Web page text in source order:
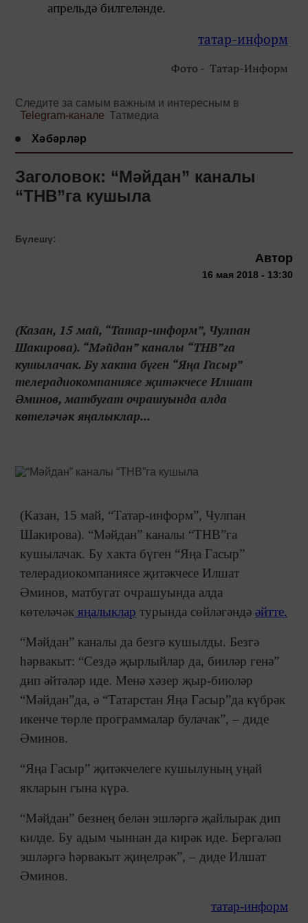
апрельдә билгеләнде.
татар-информ
Фото - Татар-Информ
Следите за самым важным и интересным в
Telegram-канале Татмедиа
Хәбәрләр
Заголовок: “Мәйдан” каналы
“ТНВ”га кушыла
Бүлешү:
Автор
16 мая 2018 - 13:30
(Казан, 15 май, “Татар-информ”, Чулпан
Шакирова). “Мәйдан” каналы “ТНВ”га
кушылачак. Бу хакта бүген “Яңа Гасыр”
телерадиокомпаниясе җитәкчесе Илшат
Әминов, матбугат очрашуында алда
көтеләчәк яңалыклар...
(Казан, 15 май, “Татар-информ”, Чулпан
Шакирова). “Мәйдан” каналы “ТНВ”га
кушылачак. Бу хакта бүген “Яңа Гасыр”
телерадиокомпаниясе җитәкчесе Илшат
Әминов, матбугат очрашуында алда
көтеләчәк яңалыклар турында сөйләгәндә әйтте.
“Мәйдан” каналы да безгә кушылды. Безгә
һәрвакыт: “Сездә җырлыйлар да, бииләр генә”
дип әйтәләр иде. Менә хәзер җыр-биюләр
“Мәйдан”да, ә “Татарстан Яңа Гасыр”да күбрәк
икенче төрле программалар булачак”, – диде
Әминов.
“Яңа Гасыр” җитәкчелеге кушылуның уңай
якларын гына күрә.
“Мәйдан” безнең белән эшләргә җайлырак дип
килде. Бу адым чыннан да кирәк иде. Бергәләп
эшләргә һәрвакыт җиңелрәк”, – диде Илшат
Әминов.
татар-информ